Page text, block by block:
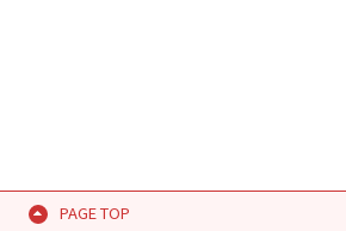
PAGE TOP